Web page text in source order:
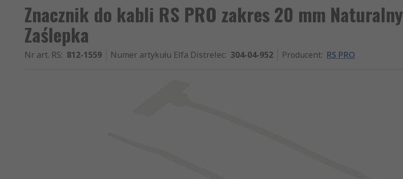
Znacznik do kabli RS PRO zakres 20 mm Naturalny
Zaślepka
Nr art. RS: 812-1559 Numer artykułu Elfa Distrelec: 304-04-952 Producent: RS PRO